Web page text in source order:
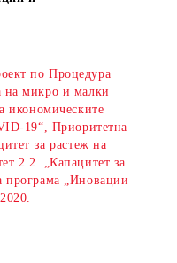
по Процедура
на микро и малки
икономическите
19“, Приоритетна
за растеж на
2.2. „Капацитет за
„Иновации